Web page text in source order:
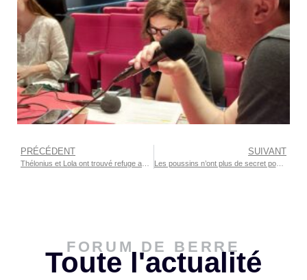
PRÉCÉDENT
Thélonius et Lola ont trouvé refuge au Forum
SUIVANT
Les poussins n’ont plus de secret pour les enfant de Berre l’Étang
FORUM DE BERRE
Toute l'actualité